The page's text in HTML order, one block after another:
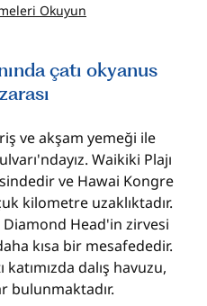
Okuyun
çatı okyanus
ve akşam yemeği ile
Waikiki Plajı
ve Hawai Kongre
kilometre uzaklıktadır.
Head'in zirvesi
kısa bir mesafededir.
dalış havuzu,
bulunmaktadır.